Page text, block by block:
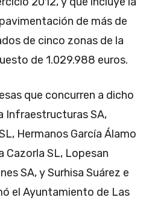
de más de
de cinco zonas de la
de 1.029.988 euros.
que concurren a dicho
Infraestructuras SA,
Hermanos García Álamo
Cazorla SL, Lopesan
SA, y Surhisa Suárez e
el Ayuntamiento de Las